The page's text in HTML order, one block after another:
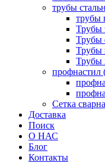
трубы
трубы
Трубы
Трубы
Трубы
Трубы
профнастил
Сетка
Доставка
Поиск
О НАС
Блог
Контакты